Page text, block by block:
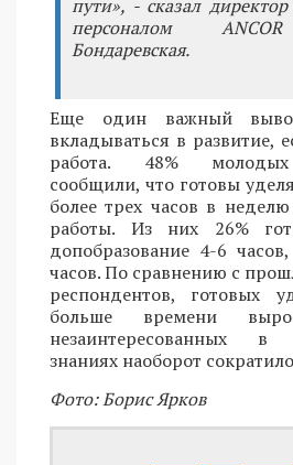
пути», - сказал
персоналом
Бондаревская.
Еще один важный
вкладываться в развитие,
работа. 48% молодых
сообщили, что готовы
более трех часов в
работы. Из них 26%
допобразование 4-6
часов. По сравнению с
респондентов, готовых
больше времени
незаинтересованных в
знаниях наоборот
Фото: Борис Ярков